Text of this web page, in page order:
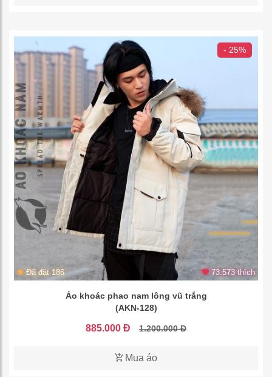
- 25%
Đã đặt 186 73.573 thích
Áo khoác phao nam lông vũ trắng
(AKN-128)
885.000 Đ 1.200.000 Đ
Mua áo